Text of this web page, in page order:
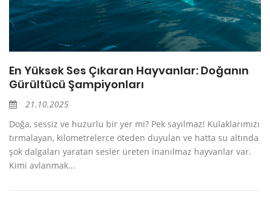
En Yüksek Ses Çıkaran Hayvanlar: Doğanın
Gürültücü Şampiyonları
21.10.2025
Doğa, sessiz ve huzurlu bir yer mi? Pek sayılmaz! Kulaklarımızı
tırmalayan, kilometrelerce öteden duyulan ve hatta su altında
şok dalgaları yaratan sesler üreten inanılmaz hayvanlar var.
Kimi avlanmak...